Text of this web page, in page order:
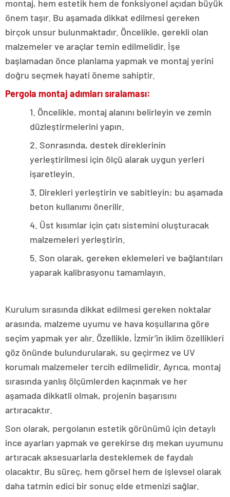
montaj, hem estetik hem de fonksiyonel açıdan büyük
önem taşır. Bu aşamada dikkat edilmesi gereken
birçok unsur bulunmaktadır. Öncelikle, gerekli olan
malzemeler ve araçlar temin edilmelidir. İşe
başlamadan önce planlama yapmak ve montaj yerini
doğru seçmek hayati öneme sahiptir.
Pergola montaj adımları sıralaması:
1. Öncelikle, montaj alanını belirleyin ve zemin
düzleştirmelerini yapın.
2. Sonrasında, destek direklerinin
yerleştirilmesi için ölçü alarak uygun yerleri
işaretleyin.
3. Direkleri yerleştirin ve sabitleyin; bu aşamada
beton kullanımı önerilir.
4. Üst kısımlar için çatı sistemini oluşturacak
malzemeleri yerleştirin.
5. Son olarak, gereken eklemeleri ve bağlantıları
yaparak kalibrasyonu tamamlayın.
Kurulum sırasında dikkat edilmesi gereken noktalar
arasında, malzeme uyumu ve hava koşullarına göre
seçim yapmak yer alır. Özellikle, İzmir’in iklim özellikleri
göz önünde bulundurularak, su geçirmez ve UV
korumalı malzemeler tercih edilmelidir. Ayrıca, montaj
sırasında yanlış ölçümlerden kaçınmak ve her
aşamada dikkatli olmak, projenin başarısını
artıracaktır.
Son olarak, pergolanın estetik görünümü için detaylı
ince ayarları yapmak ve gerekirse dış mekan uyumunu
artıracak aksesuarlarla desteklemek de faydalı
olacaktır. Bu süreç, hem görsel hem de işlevsel olarak
daha tatmin edici bir sonuç elde etmenizi sağlar.